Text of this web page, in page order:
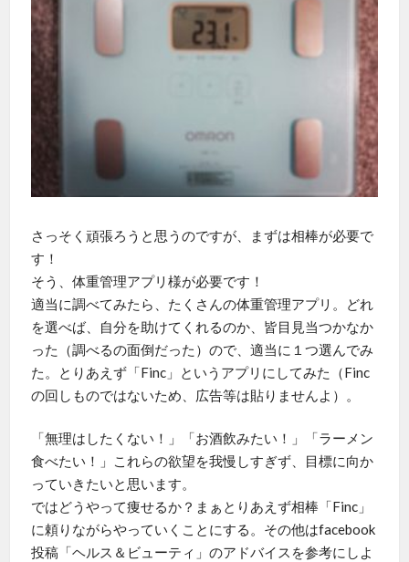
さっそく頑張ろうと思うのですが、まずは相棒が必要で
す！
そう、体重管理アプリ様が必要です！
適当に調べてみたら、たくさんの体重管理アプリ。どれ
を選べば、自分を助けてくれるのか、皆目見当つかなか
った（調べるの面倒だった）ので、適当に１つ選んでみ
た。とりあえず「Finc」というアプリにしてみた（Finc
の回しものではないため、広告等は貼りませんよ）。
「無理はしたくない！」「お酒飲みたい！」「ラーメン
食べたい！」これらの欲望を我慢しすぎず、目標に向か
っていきたいと思います。
ではどうやって痩せるか？まぁとりあえず相棒「Finc」
に頼りながらやっていくことにする。その他はfacebook
投稿「ヘルス＆ビューティ」のアドバイスを参考にしよ